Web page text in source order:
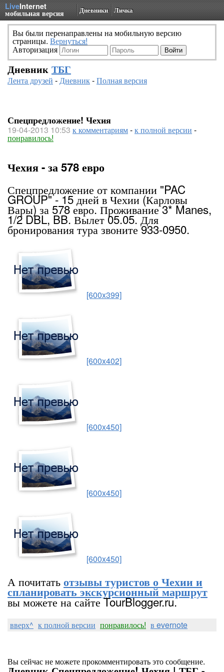
LiveInternet
мобильная версия Дневники Личка
Вы были перенаправлены на мобильную версию
страницы. Вернуться!
Авторизация
Дневник ТБГ
Лента друзей -Дневник-Полная версия
Спецпредложение! Чехия
19-04-2013 10:53 к комментариям-к полной версии -
понравилось!
Чехия - за 578 евро
Спецпредложение от компании "PAC
GROUP" - 15 дней в Чехии (Карловы
Вары) за 578 евро. Проживание 3* Manes,
1/2 DBL, BB. Вылет 05.05. Для
бронирования тура звоните 933-0950.
[600x399]
[600x402]
[600x450]
[600x450]
[600x450]
А почитатьотзывы туристов о Чехии и
спланировать экскурсионный маршрут
вы можете на сайте TourBlogger.ru.
вверх^ к полной версии понравилось! в evernote
Вы сейчас не можете прокомментировать это сообщение.